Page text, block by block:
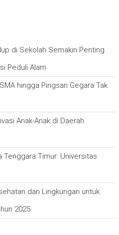
di Sekolah Semakin Penting
Peduli Alam
hingga Pingsan Gegara Tak
Anak-Anak di Daerah
Tenggara Timur: Universitas
dan Lingkungan untuk
2025